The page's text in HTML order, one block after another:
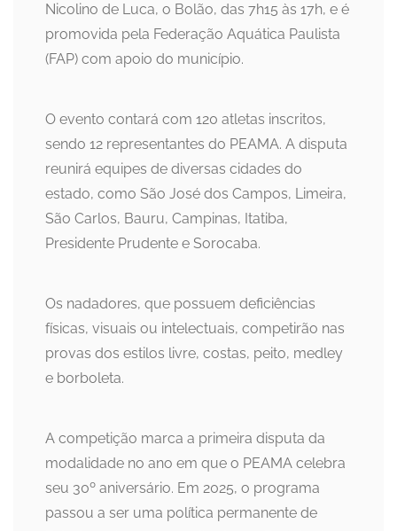
Nicolino de Luca, o Bolão, das 7h15 às 17h, e é
promovida pela Federação Aquática Paulista
(FAP) com apoio do município.
O evento contará com 120 atletas inscritos,
sendo 12 representantes do PEAMA. A disputa
reunirá equipes de diversas cidades do
estado, como São José dos Campos, Limeira,
São Carlos, Bauru, Campinas, Itatiba,
Presidente Prudente e Sorocaba.
Os nadadores, que possuem deficiências
físicas, visuais ou intelectuais, competirão nas
provas dos estilos livre, costas, peito, medley
e borboleta.
A competição marca a primeira disputa da
modalidade no ano em que o PEAMA celebra
seu 30º aniversário. Em 2025, o programa
passou a ser uma política permanente de